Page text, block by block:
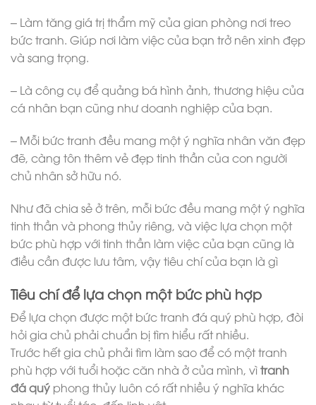
– Làm tăng giá trị thẩm mỹ của gian phòng nơi treo
bức tranh. Giúp nơi làm việc của bạn trở nên xinh đẹp
và sang trọng.
– Là công cụ để quảng bá hình ảnh, thương hiệu của
cá nhân bạn cũng như doanh nghiệp của bạn.
– Mỗi bức tranh đều mang một ý nghĩa nhân văn đẹp
đẽ, càng tôn thêm vẻ đẹp tinh thần của con người
chủ nhân sở hữu nó.
Như đã chia sẻ ở trên, mỗi bức đều mang một ý nghĩa
tinh thần và phong thủy riêng, và việc lựa chọn một
bức phù hợp với tinh thần làm việc của bạn cũng là
điều cần được lưu tâm, vậy tiêu chí của bạn là gì
Tiêu chí để lựa chọn một bức phù hợp
Để lựa chọn được một bứctranh đá quý phù hợp, đòi
hỏi gia chủ phải chuẩn bị tìm hiểu rất nhiều.
Trước hết gia chủ phải tìm làm sao để có một tranh
phù hợp với tuổi hoặc căn nhà ở của mình, vìtranh
đá quý phong thủy luôn có rất nhiều ý nghĩa khác